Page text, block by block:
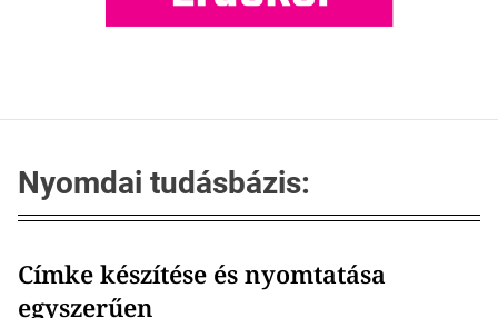
Nyomdai tudásbázis:
Címke készítése és nyomtatása
egyszerűen